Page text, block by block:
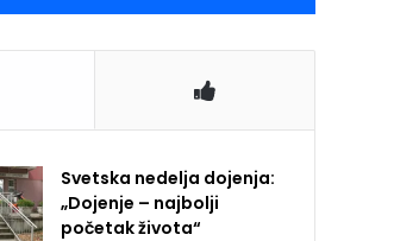
Svetska nedelja dojenja:
„Dojenje – najbolji
početak života“